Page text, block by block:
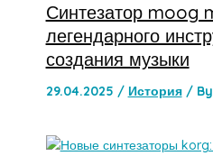
Синтезатор moog
легендарного
создания музыки
29.04.2025 / История/ By